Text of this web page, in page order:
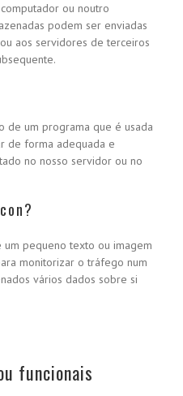
ou noutro
podem ser enviadas
aos servidores de terceiros
de um programa que é usada
de forma adequada e
no nosso servidor ou no
pequeno texto ou imagem
monitorizar o tráfego num
vários dados sobre si
funcionais